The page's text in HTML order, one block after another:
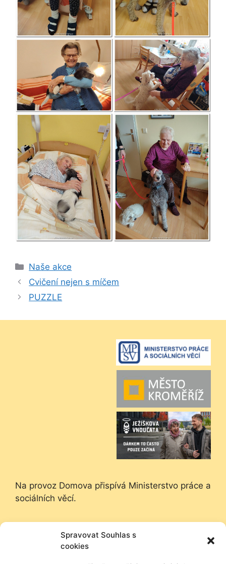
Spravovat Souhlas s
cookies
Rubriky
Naše akce
Cvičení nejen s míčem
PUZZLE
Na provoz Domova přispívá Ministerstvo práce a
sociálních věcí.